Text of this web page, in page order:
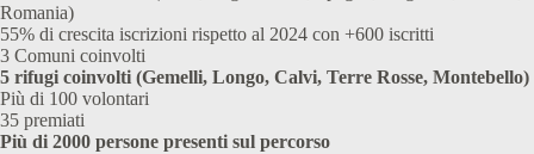
Romania)
55% di crescita iscrizioni rispetto al 2024 con +600 iscritti
3 Comuni coinvolti
5 rifugi coinvolti (Gemelli, Longo, Calvi, Terre Rosse, Montebello)
Più di 100 volontari
35 premiati
Più di 2000 persone presenti sul percorso